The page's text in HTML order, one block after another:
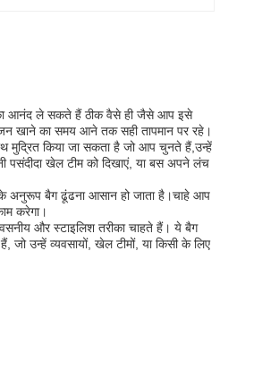
का आनंद ले सकते हैं ठीक वैसे ही जैसे आप इसे
खाने का समय आने तक सही तापमान पर रहे।
मुद्रित किया जा सकता है जो आप चुनते हैं,उन्हें
पसंदीदा खेल टीम को दिखाएं, या बस अपने लंच
अनुरूप बैग ढूंढना आसान हो जाता है।चाहे आप
करेगा।
और स्टाइलिश तरीका चाहते हैं। ये बैग
जो उन्हें व्यवसायों, खेल टीमों, या किसी के लिए